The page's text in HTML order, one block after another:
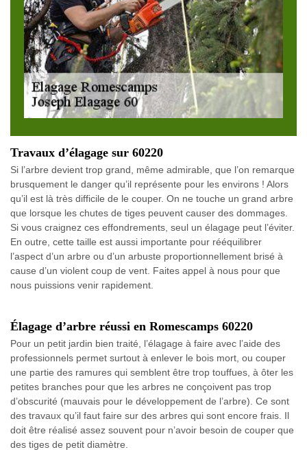
Travaux d’élagage sur 60220
Si l’arbre devient trop grand, même admirable, que l’on remarque
brusquement le danger qu’il représente pour les environs ! Alors
qu’il est là très difficile de le couper. On ne touche un grand arbre
que lorsque les chutes de tiges peuvent causer des dommages.
Si vous craignez ces effondrements, seul un élagage peut l’éviter.
En outre, cette taille est aussi importante pour rééquilibrer
l’aspect d’un arbre ou d’un arbuste proportionnellement brisé à
cause d’un violent coup de vent. Faites appel à nous pour que
nous puissions venir rapidement.
Élagage d’arbre réussi en Romescamps 60220
Pour un petit jardin bien traité, l’élagage à faire avec l’aide des
professionnels permet surtout à enlever le bois mort, ou couper
une partie des ramures qui semblent être trop touffues, à ôter les
petites branches pour que les arbres ne conçoivent pas trop
d’obscurité (mauvais pour le développement de l’arbre). Ce sont
des travaux qu’il faut faire sur des arbres qui sont encore frais. Il
doit être réalisé assez souvent pour n’avoir besoin de couper que
des tiges de petit diamètre.